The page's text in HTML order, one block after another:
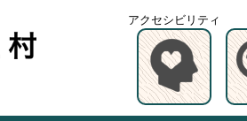
アクセシビリティ